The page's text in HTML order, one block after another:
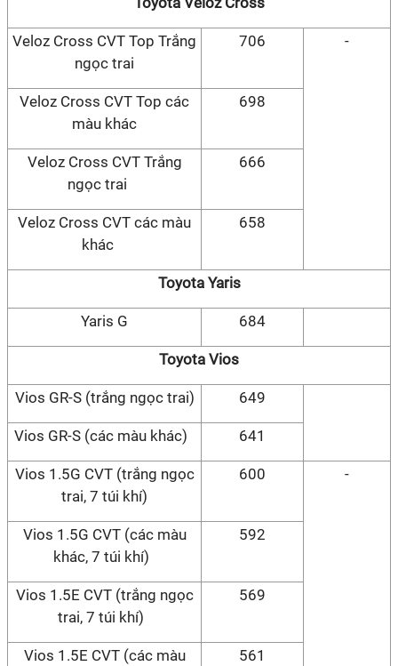
Veloz Cross CVT Top Trắng
ngọc trai
706 -
Veloz Cross CVT Top các
màu khác
698
Veloz Cross CVT Trắng
ngọc trai
666
Veloz Cross CVT các màu
khác
658
Toyota Yaris
Yaris G 684
Toyota Vios
Vios GR-S (trắng ngọc trai) 649
Vios GR-S (các màu khác) 641
Vios 1.5G CVT (trắng ngọc
trai, 7 túi khí)
600 -
Vios 1.5G CVT (các màu
khác, 7 túi khí)
592
Vios 1.5E CVT (trắng ngọc
trai, 7 túi khí)
569
Vios 1.5E CVT (các màu
561